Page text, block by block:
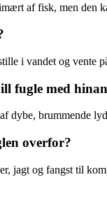
af fisk, men den
i vandet og vente
fugle med
dybe, brummende
overfor?
jagt og fangst til